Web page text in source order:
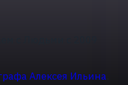
Алексея Ильина